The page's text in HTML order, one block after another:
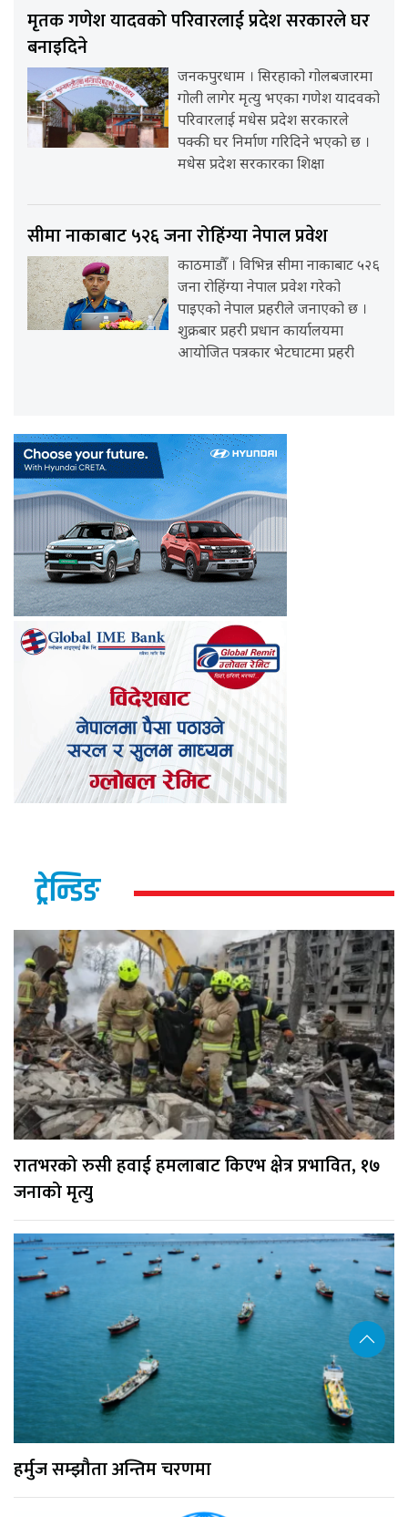
मृतक गणेश यादवको परिवारलाई प्रदेश सरकारले घर
बनाइदिने
जनकपुरधाम । सिरहाको गोलबजारमा
गोली लागेर मृत्यु भएका गणेश यादवको
परिवारलाई मधेस प्रदेश सरकारले
पक्की घर निर्माण गरिदिने भएको छ ।
मधेस प्रदेश सरकारका शिक्षा
सीमा नाकाबाट ५२६ जना रोहिंग्या नेपाल प्रवेश
काठमाडौँ । विभिन्न सीमा नाकाबाट ५२६
जना रोहिंग्या नेपाल प्रवेश गरेको
पाइएको नेपाल प्रहरीले जनाएको छ ।
शुक्रबार प्रहरी प्रधान कार्यालयमा
आयोजित पत्रकार भेटघाटमा प्रहरी
ट्रेन्डिङ
रातभरको रुसी हवाई हमलाबाट किएभ क्षेत्र प्रभावित, १७
जनाको मृत्यु
हर्मुज सम्झौता अन्तिम चरणमा